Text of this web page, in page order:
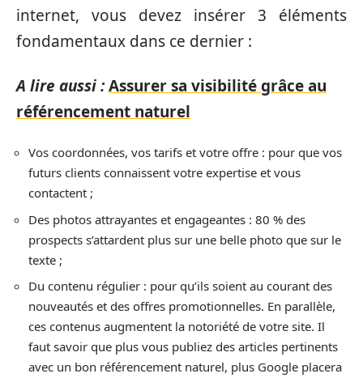
internet, vous devez insérer 3 éléments
fondamentaux dans ce dernier :
A lire aussi :Assurer sa visibilité grâce au
référencement naturel
Vos coordonnées, vos tarifs et votre offre : pour que vos
futurs clients connaissent votre expertise et vous
contactent ;
Des photos attrayantes et engageantes : 80 % des
prospects s’attardent plus sur une belle photo que sur le
texte ;
Du contenu régulier : pour qu’ils soient au courant des
nouveautés et des offres promotionnelles. En parallèle,
ces contenus augmentent la notoriété de votre site. Il
faut savoir que plus vous publiez des articles pertinents
avec un bon référencement naturel, plus Google placera